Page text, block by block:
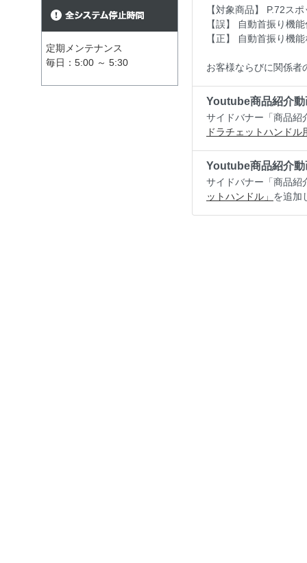
定期メンテナンス
毎日：5:00 ～ 5:30
【対象商品】 P.72ス
【誤】 自動首振り機
【正】 自動首振り機
お客様ならびに関係者
Youtube商品紹介動
サイドバナー「商品紹
ドラチェットハンド
Youtube商品紹介動
サイドバナー「商品紹
ットハンドル」 を追加